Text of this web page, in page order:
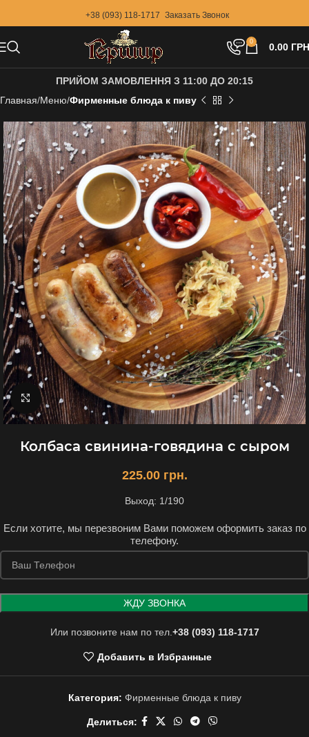
+38 (093) 118-1717 Заказать Звонок
0 0.00
ПРИЙОМ ЗАМОВЛЕННЯ З 11:00 ДО 20:15
Главная Меню Фирменные блюда к пиву
Увеличить
Колбаса свинина-говядина с сыром
225.00 грн.
Выход: 1/190
Если хотите, мы перезвоним Вами поможем оформить заказ по
телефону.
Или позвоните нам по тел. +38 (093) 118-1717
Добавить в Избранные
Категория: Фирменные блюда к пиву
Делиться: